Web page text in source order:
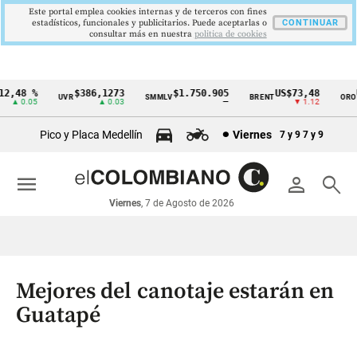
Cintillo
económicos
Colombia
%
▲ 0.05
UVR$386,1273
▲ 0.03
SMMLV$1.750.905 BRENTUS$73,48
▼ 1.12
ORO
Pico y Placa Medellín Viernes 7 y 9 7 y 9
person search
Viernes, 7 de Agosto de 2026
menu
Mejores del canotaje estarán en
Guatapé
Este portal emplea cookies internas y de terceros con fines
estadísticos, funcionales y publicitarios. Puede aceptarlas o
consultar más en nuestra politica de cookies
CONTINUAR